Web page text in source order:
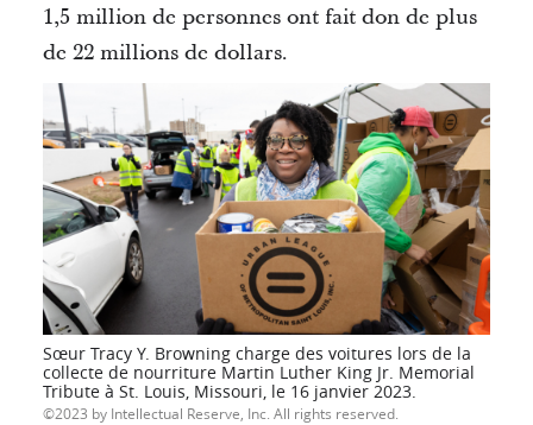
1,5 million de personnes ont fait don de plus
de 22 millions de dollars.
Sœur Tracy Y. Browning charge des voitures lors de la
collecte de nourriture Martin Luther King Jr. Memorial
Tribute à St. Louis, Missouri, le 16 janvier 2023.
2023 by Intellectual Reserve, Inc. All rights reserved.